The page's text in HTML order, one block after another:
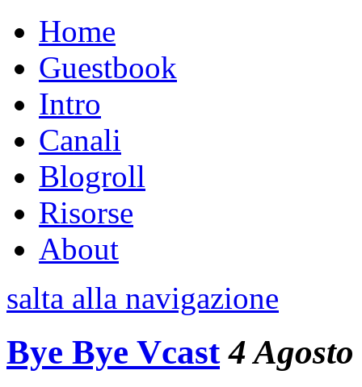
Home
Guestbook
Intro
Canali
Blogroll
Risorse
About
salta alla navigazione
Bye Bye Vcast 4